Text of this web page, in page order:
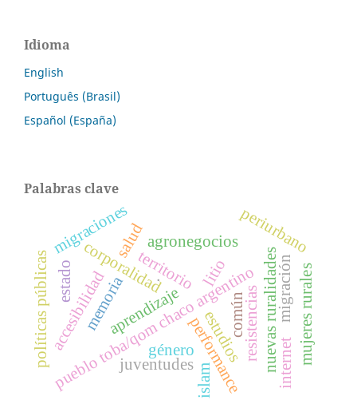
Idioma
English
Português (Brasil)
Español (España)
Palabras clave
pueblo toba/qom chaco argentino
memoria
corporalidad
performance
migraciones
juventudes nuevas ruralidades
territorio
salud
accesibilidad género
migración
agronegociosperiurbano
resistencias
litio mujeres rurales
políticas públicas aprendizaje común
.
internet
estado
islam
estudios